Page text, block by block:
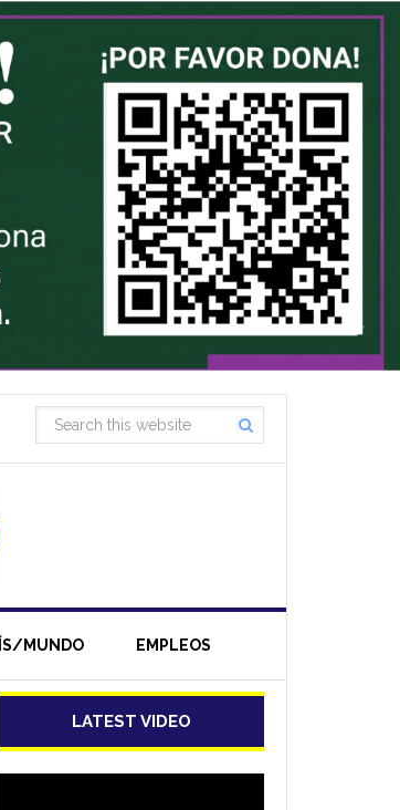
MUNDO EMPLEOS
LATEST VIDEO